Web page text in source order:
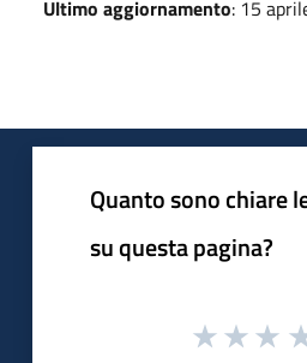
Ultimo aggiornamento: 15
Quanto sono chiare
su questa pagina?